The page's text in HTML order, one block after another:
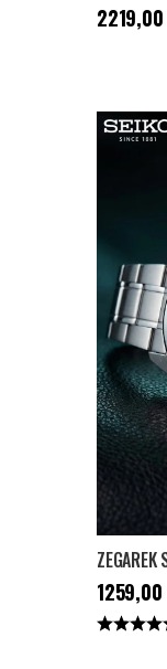
Cena:
2219,00
Cena:
1259,00
Ocena: